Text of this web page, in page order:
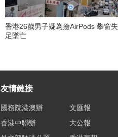
香港26歲男子疑為撿AirPods 攀窗失
足墜亡
友情鏈接
國務院港澳辦
文匯報
香港中聯辦
大公報